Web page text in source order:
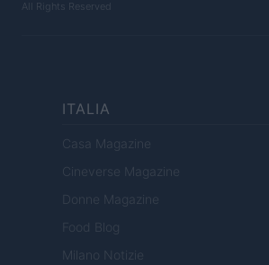
All Rights Reserved
ITALIA
Casa Magazine
Cineverse Magazine
Donne Magazine
Food Blog
Milano Notizie